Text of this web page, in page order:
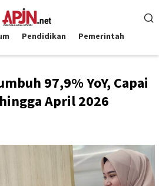
Pendidikan Pemerintah
97,9% YoY, Capai
April 2026